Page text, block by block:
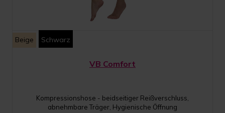
Beige Schwarz
VB Comfort
Kompressionshose - beidseitiger Reißverschluss,
abnehmbare Träger, Hygienische Öffnung